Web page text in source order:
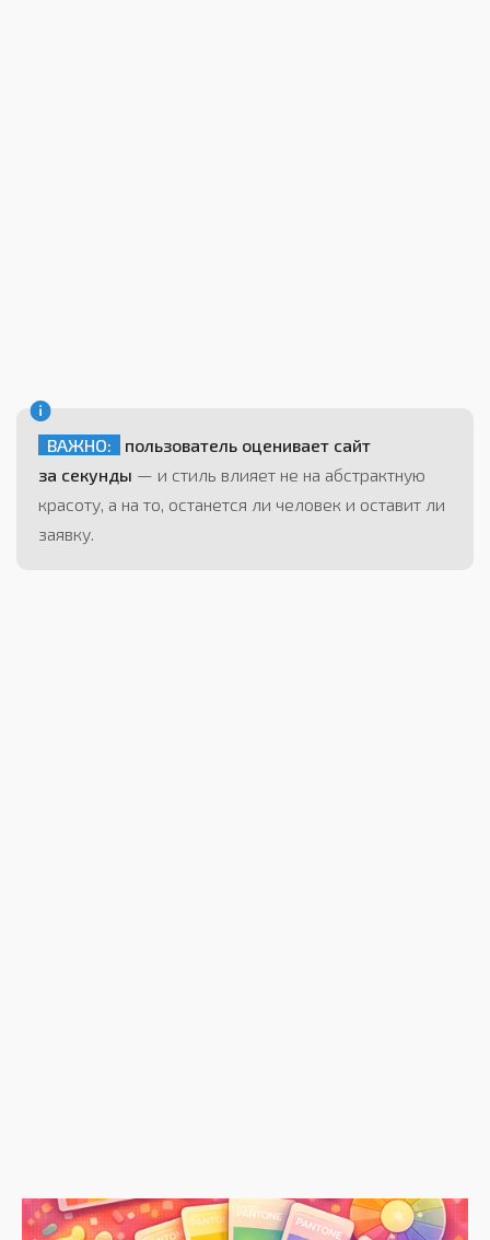
ВАЖНО:
пользователь оценивает сайт
за секунды — и стиль влияет не на абстрактную
красоту, а на то, останется ли человек и оставит ли
заявку.